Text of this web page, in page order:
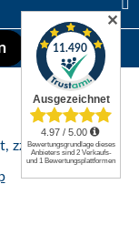
✕
zzgl.Versand